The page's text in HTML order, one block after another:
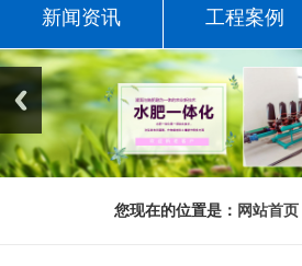
新闻资讯 工程案例
您现在的位置是： 网站首页